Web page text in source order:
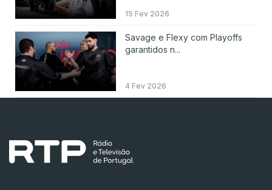
15 Fev 2026
Savage e Flexy com Playoffs
garantidos n...
4 Fev 2026